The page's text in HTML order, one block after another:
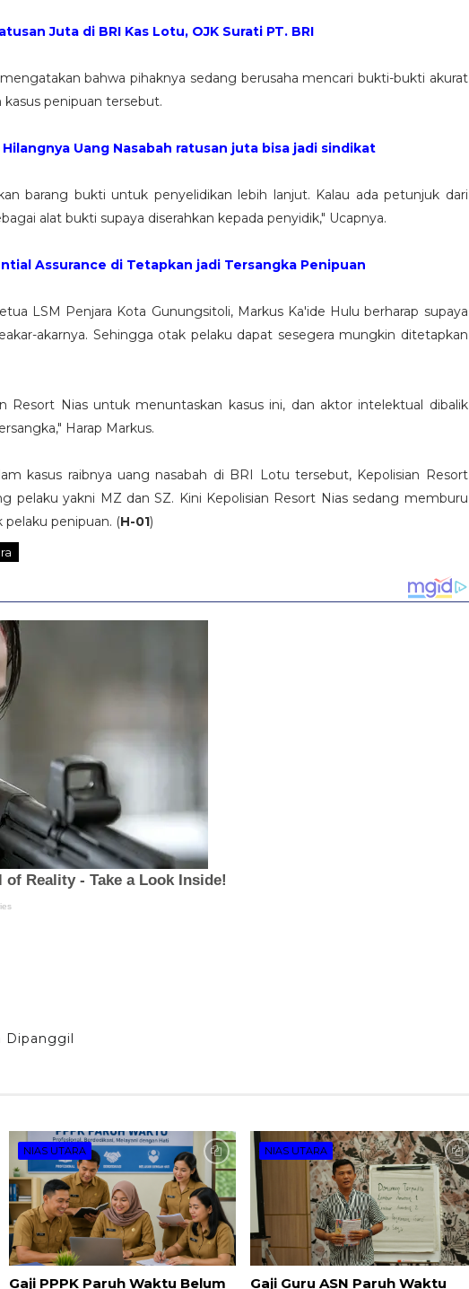
Juta di BRI Kas Lotu, OJK Surati PT. BRI
bahwa pihaknya sedang berusaha mencari bukti-bukti akurat
penipuan tersebut.
Uang Nasabah ratusan juta bisa jadi sindikat
barang bukti untuk penyelidikan lebih lanjut. Kalau ada petunjuk dari
alat bukti supaya diserahkan kepada penyidik," Ucapnya.
Assurance di Tetapkan jadi Tersangka Penipuan
LSM Penjara Kota Gunungsitoli, Markus Ka'ide Hulu berharap supaya
akarnya. Sehingga otak pelaku dapat sesegera mungkin ditetapkan
Resort Nias untuk menuntaskan kasus ini, dan aktor intelektual dibalik
Harap Markus.
kasus raibnya uang nasabah di BRI Lotu tersebut, Kepolisian Resort
pelaku yakni MZ dan SZ. Kini Kepolisian Resort Nias sedang memburu
pelaku penipuan. (H-01)
Dipanggil
NIAS UTARA
Gaji PPPK Paruh Waktu Belum
NIAS UTARA
Gaji Guru ASN Paruh Waktu